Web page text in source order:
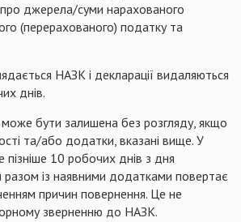
про джерела/суми нарахованого
(перерахованого) податку та
НАЗК і декларації видаляються
днів.
бути залишена без розгляду, якщо
та/або додатки, вказані вище. У
пізніше 10 робочих днів з дня
із наявними додатками повертає
причин повернення. Це не
зверненню до НАЗК.